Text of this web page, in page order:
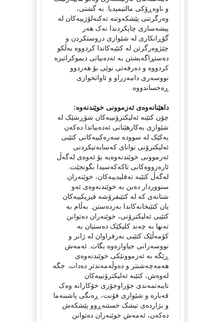
و ناوەڕۆکی مالتیمیدیا. بە گشتی،
وەرگرتنی پێشکەوتنە تەکنەلۆژییەکان لە
پیشەسازی چاپکردندا نەک هەر
گۆڕانکاری لە شێوازی دروستکردن و
چێژوەرگرتن لە کتێبەکاندا کردووە بەڵکو
دەستڕاگەیشتن بە ئەدەبیاتی دیموکراتیزە
کردووە و دەرفەتی نوێی بۆ هەردوو
نووسەری دامەزراو و ئاواتخوازی
ڕەخساندووە.
داهێنانەوەی ئەزموونی خوێندنەوە:
چۆن کتێبە ئەلیکترۆنییەکان شۆڕشێک لە
شێوازی بەکارهێنانی ئەدەبیاتدا دەکەن
یەکێک لە سوودە سەرەکییەکانی کتێبی
ئەلیکترۆنی توانای کەسایەتیکردنی
ئەزموونی خوێندنەوەیە بۆ ئەوەی لەگەڵ
ئارەزووەکانی تاکەکەسیدا بگونجێت.
لەگەڵ کتێبە تەقلیدییەکان، خوێنەران
سنووردار دەبن بە خوێندنەوەی ئەو
شتانەی کە لە کتێبفرۆشە فیزیکییەکان
یان کتێبخانەکاندا بەردەستن. بەڵام بە
کتێبی ئەلیکترۆنی، خوێنەران دەتوانن
تەنها بە چەند کلیکێک دەستیان بە
کۆمەڵێک کتێبی بەرفراوان لە ژانر و
نووسەرانی جیاوازەوە بگات. ئەمەش
ڕێگە بە ئەزموونێکی خوێندنەوەی
هەمەچەشنتر و دەوڵەمەندتر دەدات. جگە
لەوەش، کتێبە ئەلیکترۆنییەکان
تایبەتمەندی جۆراوجۆری خۆکارانە وەک
قەبارە و شێوازی فۆنت، ڕەنگی پاشبنەما
و بژاردەی تیشک خستنەڕوو پێشکەش
دەکەن، ئەمەش خوێنەران دەتوانن